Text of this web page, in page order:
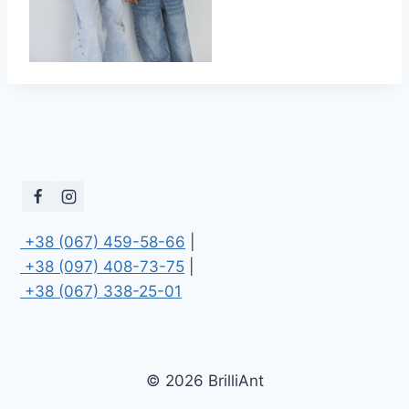
+38 (067) 459-58-66
+38 (097) 408-73-75
+38 (067) 338-25-01
© 2026 BrilliAnt